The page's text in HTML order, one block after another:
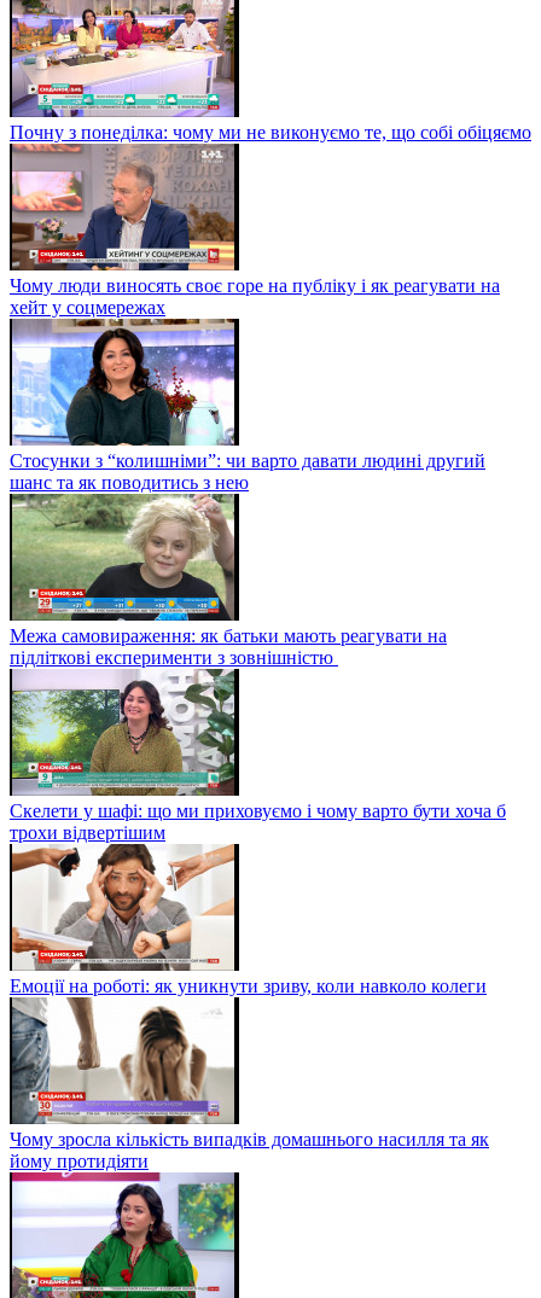
Почну з понеділка: чому ми не виконуємо те, що собі обіцяємо
Чому люди виносять своє горе на публіку і як реагувати на
хейт у соцмережах
Стосунки з “колишніми”: чи варто давати людині другий
шанс та як поводитись з нею
Межа самовираження: як батьки мають реагувати на
підліткові експерименти з зовнішністю
Скелети у шафі: що ми приховуємо і чому варто бути хоча б
трохи відвертішим
Емоції на роботі: як уникнути зриву, коли навколо колеги
Чому зросла кількість випадків домашнього насилля та як
йому протидіяти